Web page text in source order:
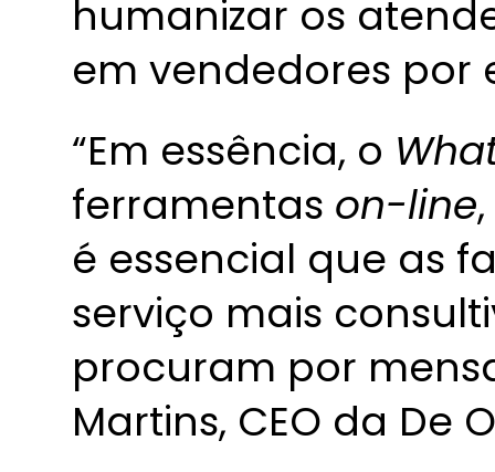
humanizar os
em vendedores por
“Em essência, o
ferramentas on-line
é essencial que as
serviço mais
procuram por
Martins, CEO da De